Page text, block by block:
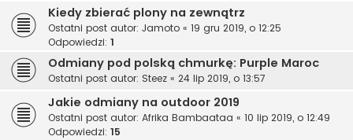
Kiedy zbierać plony na zewnątrz
Ostatni post autor: Jamoto « 19 gru 2019, o 12:25
Odpowiedzi: 1
Odmiany pod polską chmurkę: Purple Maroc
Ostatni post autor: Steez « 24 lip 2019, o 13:57
Jakie odmiany na outdoor 2019
Ostatni post autor: Afrika Bambaataa « 10 lip 2019, o 12:49
Odpowiedzi: 15